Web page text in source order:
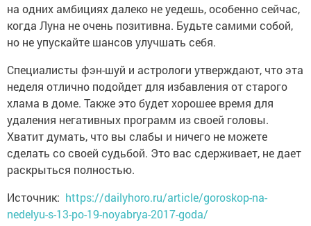
на одних амбициях далеко не уедешь, особенно сейчас,
когда Луна не очень позитивна. Будьте самими собой,
но не упускайте шансов улучшать себя.
Специалисты фэн-шуй и астрологи утверждают, что эта
неделя отлично подойдет для избавления от старого
хлама в доме. Также это будет хорошее время для
удаления негативных программ из своей головы.
Хватит думать, что вы слабы и ничего не можете
сделать со своей судьбой. Это вас сдерживает, не дает
раскрыться полностью.
Источник: https://dailyhoro.ru/article/goroskop-na-
nedelyu-s-13-po-19-noyabrya-2017-goda/